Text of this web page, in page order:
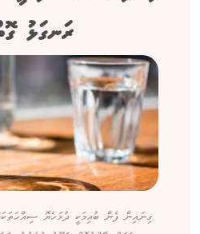
ރަނގަޅު
ގިނައިން ފެން ބުއިމަކީ ދުޅަހެޔޮ